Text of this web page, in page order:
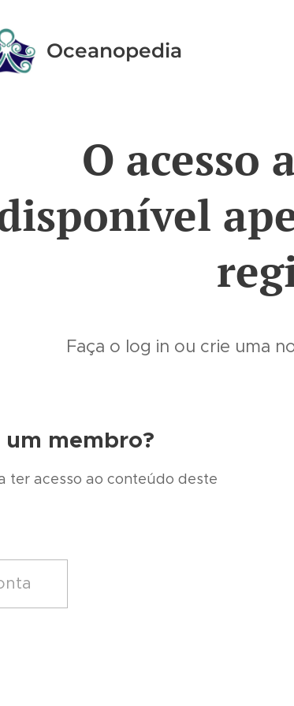
Oceanopedia
O acesso
Faça o log in ou crie uma
membro?
ter acesso ao conteúdo deste